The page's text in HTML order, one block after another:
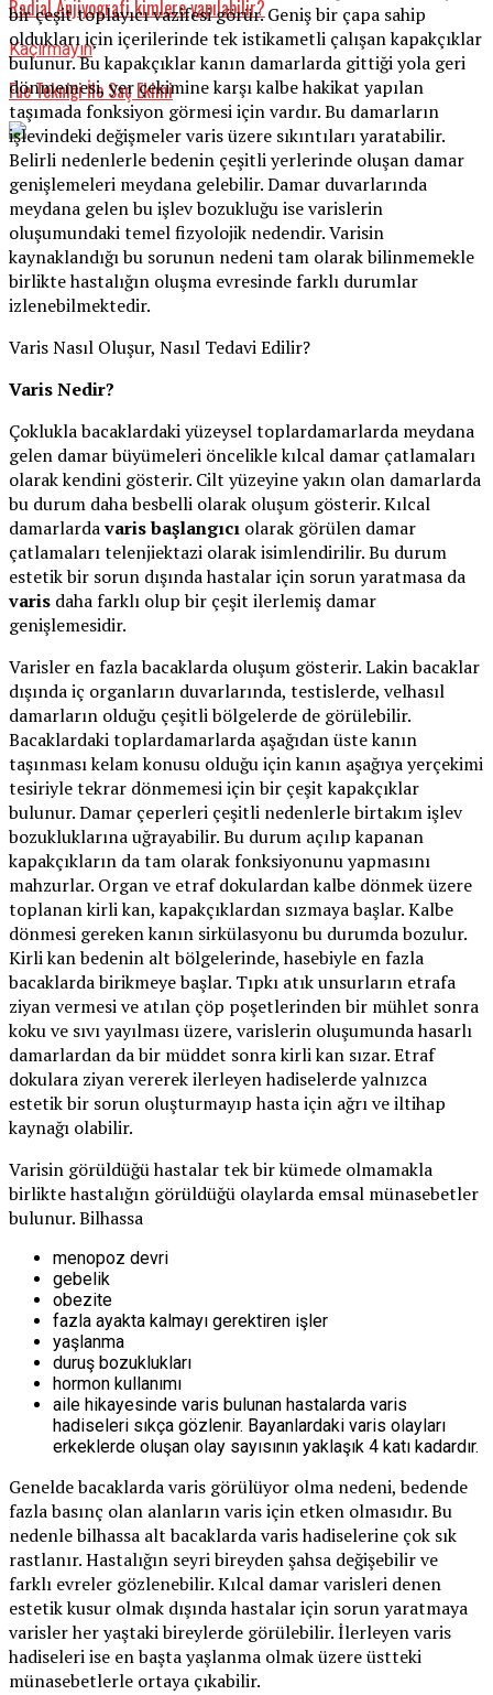
Radial Anjiyografi kimlere yapılabilir?
Kaçırmayın
Fue Tekniği İle Saç Ekimi
bir çeşit toplayıcı vazifesi görür. Geniş bir çapa sahip
oldukları için içerilerinde tek istikametli çalışan kapakçıklar
bulunur. Bu kapakçıklar kanın damarlarda gittiği yola geri
dönmemesi, yer çekimine karşı kalbe hakikat yapılan
taşımada fonksiyon görmesi için vardır. Bu damarların
işlevindeki değişmeler varis üzere sıkıntıları yaratabilir.
Belirli nedenlerle bedenin çeşitli yerlerinde oluşan damar
genişlemeleri meydana gelebilir. Damar duvarlarında
meydana gelen bu işlev bozukluğu ise varislerin
oluşumundaki temel fizyolojik nedendir. Varisin
kaynaklandığı bu sorunun nedeni tam olarak bilinmemekle
birlikte hastalığın oluşma evresinde farklı durumlar
izlenebilmektedir.
Varis Nasıl Oluşur, Nasıl Tedavi Edilir?
Varis Nedir?
Çoklukla bacaklardaki yüzeysel toplardamarlarda meydana
gelen damar büyümeleri öncelikle kılcal damar çatlamaları
olarak kendini gösterir. Cilt yüzeyine yakın olan damarlarda
bu durum daha besbelli olarak oluşum gösterir. Kılcal
damarlardavaris başlangıcı olarak görülen damar
çatlamaları telenjiektazi olarak isimlendirilir. Bu durum
estetik bir sorun dışında hastalar için sorun yaratmasa da
varis daha farklı olup bir çeşit ilerlemiş damar
genişlemesidir.
Varisler en fazla bacaklarda oluşum gösterir. Lakin bacaklar
dışında iç organların duvarlarında, testislerde, velhasıl
damarların olduğu çeşitli bölgelerde de görülebilir.
Bacaklardaki toplardamarlarda aşağıdan üste kanın
taşınması kelam konusu olduğu için kanın aşağıya yerçekimi
tesiriyle tekrar dönmemesi için bir çeşit kapakçıklar
bulunur. Damar çeperleri çeşitli nedenlerle birtakım işlev
bozukluklarına uğrayabilir. Bu durum açılıp kapanan
kapakçıkların da tam olarak fonksiyonunu yapmasını
mahzurlar. Organ ve etraf dokulardan kalbe dönmek üzere
toplanan kirli kan, kapakçıklardan sızmaya başlar. Kalbe
dönmesi gereken kanın sirkülasyonu bu durumda bozulur.
Kirli kan bedenin alt bölgelerinde, hasebiyle en fazla
bacaklarda birikmeye başlar. Tıpkı atık unsurların etrafa
ziyan vermesi ve atılan çöp poşetlerinden bir mühlet sonra
koku ve sıvı yayılması üzere, varislerin oluşumunda hasarlı
damarlardan da bir müddet sonra kirli kan sızar. Etraf
dokulara ziyan vererek ilerleyen hadiselerde yalnızca
estetik bir sorun oluşturmayıp hasta için ağrı ve iltihap
kaynağı olabilir.
Varisin görüldüğü hastalar tek bir kümede olmamakla
birlikte hastalığın görüldüğü olaylarda emsal münasebetler
bulunur. Bilhassa
menopoz devri
gebelik
obezite
fazla ayakta kalmayı gerektiren işler
yaşlanma
duruş bozuklukları
hormon kullanımı
aile hikayesinde varis bulunan hastalarda varis
hadiseleri sıkça gözlenir. Bayanlardaki varis olayları
erkeklerde oluşan olay sayısının yaklaşık 4 katı kadardır.
Genelde bacaklarda varis görülüyor olma nedeni, bedende
fazla basınç olan alanların varis için etken olmasıdır. Bu
nedenle bilhassa alt bacaklarda varis hadiselerine çok sık
rastlanır. Hastalığın seyri bireyden şahsa değişebilir ve
farklı evreler gözlenebilir. Kılcal damar varisleri denen
estetik kusur olmak dışında hastalar için sorun yaratmaya
varisler her yaştaki bireylerde görülebilir. İlerleyen varis
hadiseleri ise en başta yaşlanma olmak üzere üstteki
münasebetlerle ortaya çıkabilir.